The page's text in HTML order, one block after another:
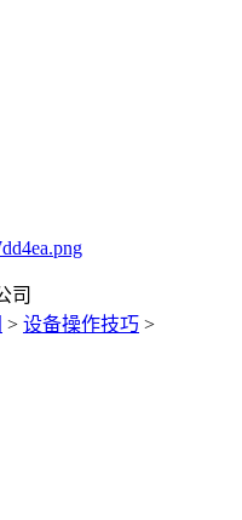
> 设备操作技巧 >